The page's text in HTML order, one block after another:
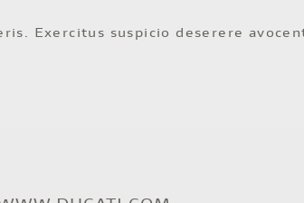
Exercitus suspicio deserere